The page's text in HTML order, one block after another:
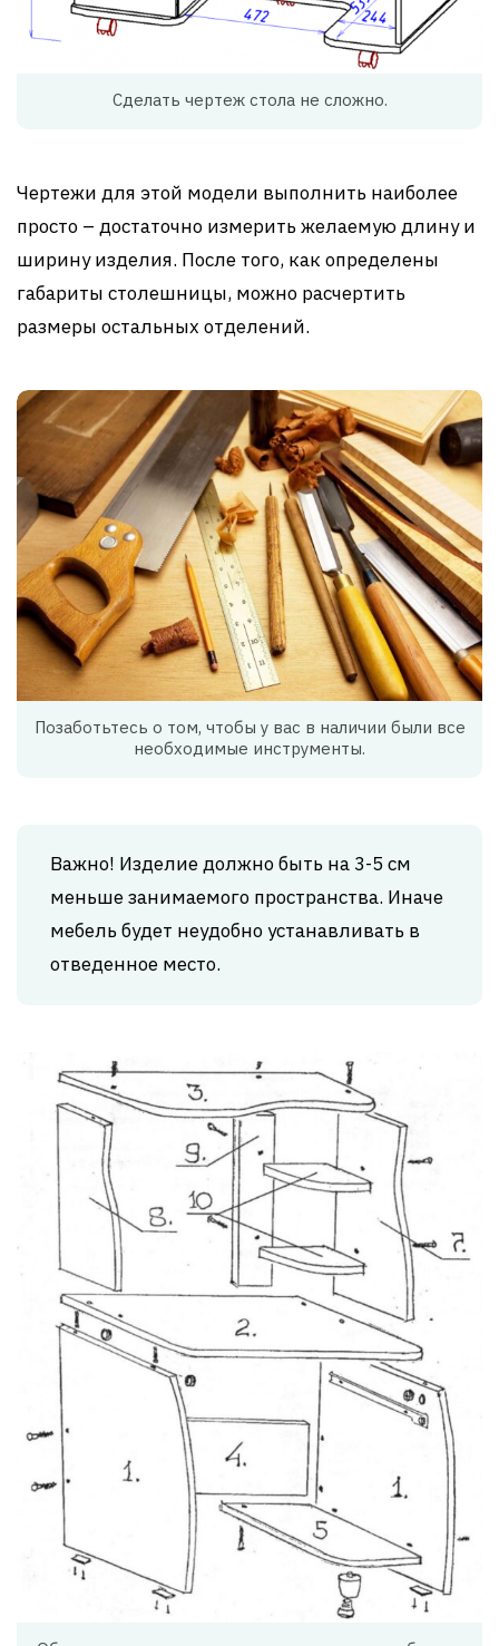
Сделать чертеж стола не сложно.
Чертежи для этой модели выполнить наиболее
просто – достаточно измерить желаемую длину и
ширину изделия. После того, как определены
габариты столешницы, можно расчертить
размеры остальных отделений.
Позаботьтесь о том, чтобы у вас в наличии были все
необходимые инструменты.
Важно! Изделие должно быть на 3-5 см
меньше занимаемого пространства. Иначе
мебель будет неудобно устанавливать в
отведенное место.